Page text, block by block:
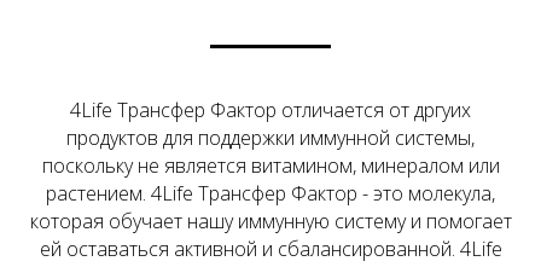
4Life Трансфер Фактор отличается от дргуих
продуктов для поддержки иммунной системы,
поскольку не является витамином, минералом или
растением. 4Life Трансфер Фактор - это молекула,
которая обучает нашу иммунную систему и помогает
ей оставаться активной и сбалансированной. 4Life